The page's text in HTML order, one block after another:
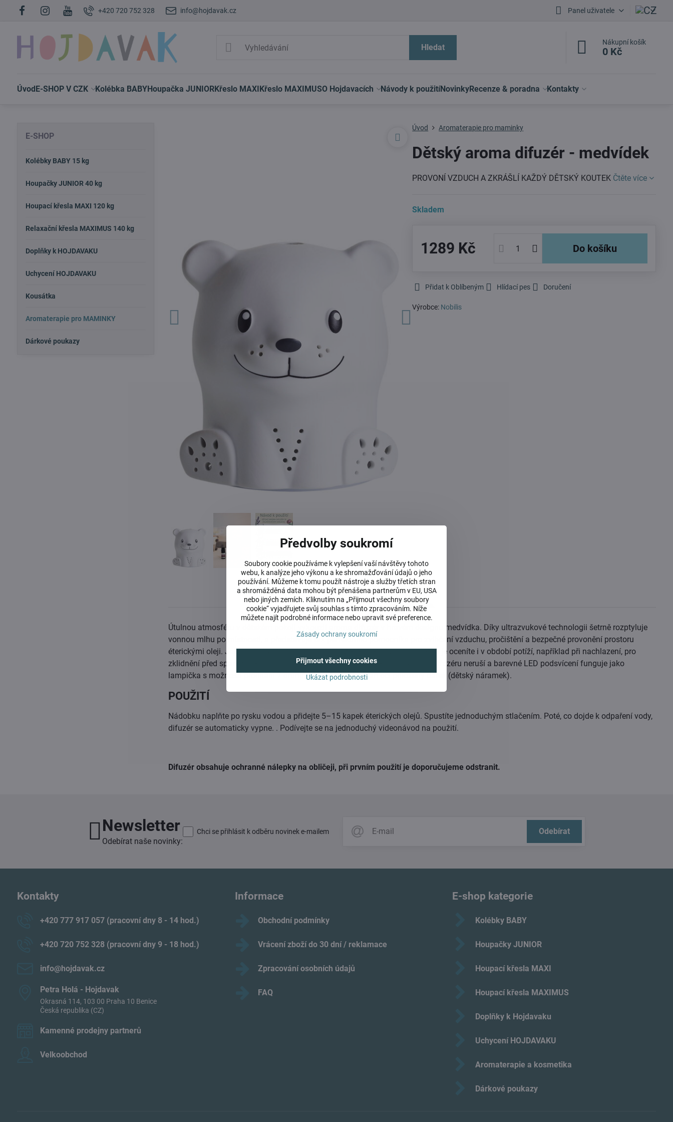
+420 720 752 328 info@hojdavak.cz Panel uživatele
Hledat
Nákupní košík
0 Kč
ÚvodE-SHOP V CZK Kolébka BABYHoupačka JUNIORKřeslo MAXIKřeslo MAXIMUSO Hojdavacích Návody k použitíNovinkyRecenze & poradna Kontakty
Úvod Aromaterapie pro maminky
Dětský aroma difuzér - medvídek
PROVONÍ VZDUCH A ZKRÁŠLÍ KAŽDÝ DĚTSKÝ KOUTEK Čtěte více
Skladem
1289 Kč Do košíku
Přidat k Oblíbeným Hlídací pes Doručení
Výrobce: Nobilis
Popis
Útulnou atmosféru v dětském pokoji vykouzlí aroma difuzér v hravém designu medvídka. Díky ultrazvukové technologii šetrně rozptyluje
vonnou mlhu po místnosti, a představuje tak perfektního pomocníka pro zvlhčení vzduchu, pročištění a bezpečné provonění prostoru
éterickými oleji. Jejich účinky tak děti mohou přirozeně vdechovat a společně je oceníte i v období potíží, například při nachlazení, pro
zklidnění před spaním nebo pro podporu koncentrace při učení. Tichý chod difuzéru neruší a barevné LED podsvícení funguje jako
lampička s možností prolínání 7 druhů barev. Dětem rozzáří oči přiložený dárek (dětský náramek).
POUŽITÍ
Nádobku naplňte po rysku vodou a přidejte 5–15 kapek éterických olejů. Spustíte jednoduchým stlačením. Poté, co dojde k odpaření vody,
difuzér se automaticky vypne. . Podívejte se na jednoduchý videonávod na použití.
Difuzér obsahuje ochranné nálepky na obličeji, při prvním použití je doporučujeme odstranit.
E-SHOP
Kolébky BABY 15 kg
Houpačky JUNIOR 40 kg
Houpací křesla MAXI 120 kg
Relaxační křesla MAXIMUS 140 kg
Doplňky k HOJDAVAKU
Uchycení HOJDAVAKU
Kousátka
Aromaterapie pro MAMINKY
Dárkové poukazy
Newsletter
Odebírat naše novinky:
Odebírat
Chci se přihlásit k odběru novinek e-mailem
Kontakty
+420 777 917 057 (pracovní dny 8 - 14 hod​.)
+420 720 752 328 (pracovní dny 9 - 18 hod​.)
info​@hojdavak​.cz
Petra Holá - Hojdavak
Okrasná 114, 103 00 Praha 10 Benice
Česká republika (CZ)
Kamenné prodejny partnerů
Velkoobchod
Informace
Obchodní podmínky
Vrácení zboží do 30 dní / reklamace
Zpracování osobních údajů
FAQ
E-shop kategorie
Kolébky BABY
Houpačky JUNIOR
Houpací křesla MAXI
Houpací křesla MAXIMUS
Doplňky k Hojdavaku
Uchycení HOJDAVAKU
Aromaterapie a kosmetika
Dárkové poukazy
Předvolby soukromí
Soubory cookie používáme k vylepšení vaší návštěvy tohoto
webu, k analýze jeho výkonu a ke shromažďování údajů o jeho
používání. Můžeme k tomu použít nástroje a služby třetích stran
a shromážděná data mohou být přenášena partnerům v EU, USA
nebo jiných zemích. Kliknutím na „Přijmout všechny soubory
cookie“ vyjadřujete svůj souhlas s tímto zpracováním. Níže
můžete najít podrobné informace nebo upravit své preference.
Zásady ochrany soukromí
Ukázat podrobnosti
Přijmout všechny cookies